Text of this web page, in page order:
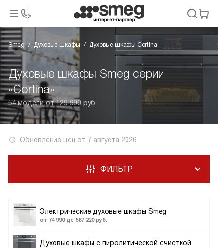
Smeg Духовые шкафы Духовые шкафы Cortina
Духовые шкафы Smeg серии
«Cortina»
54 модели от 129 990 руб.
Обновление цен от 7 августа 2026
Электрические духовые шкафы Smeg
от 74 990 до 587 220 руб.
Духовые шкафы с пиролитической очисткой
ФИЛЬТР